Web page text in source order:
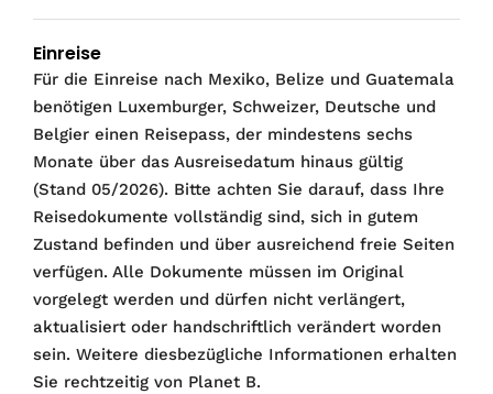
Einreise
Für die Einreise nach Mexiko, Belize und Guatemala
benötigen Luxemburger, Schweizer, Deutsche und
Belgier einen Reisepass, der mindestens sechs
Monate über das Ausreisedatum hinaus gültig
(Stand 05/2026). Bitte achten Sie darauf, dass Ihre
Reisedokumente vollständig sind, sich in gutem
Zustand befinden und über ausreichend freie Seiten
verfügen. Alle Dokumente müssen im Original
vorgelegt werden und dürfen nicht verlängert,
aktualisiert oder handschriftlich verändert worden
sein. Weitere diesbezügliche Informationen erhalten
Sie rechtzeitig von Planet B.